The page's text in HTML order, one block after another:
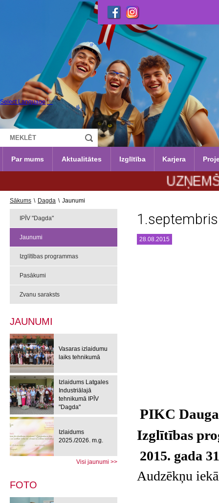
Select Language ▼
Par mums Aktualitātes Izglītība Karjera
Sākums \ Dagda \ Jaunumi
IPĪV "Dagda"
Jaunumi
Izglītības programmas
Pasākumi
Zvanu saraksts
JAUNUMI
Vasaras izlaidumu
laiks tehnikumā
Izlaidums Latgales
Industriālajā
tehnikumā IPĪV
"Dagda"
Izlaidums
2025./2026. m.g.
Visi jaunumi >>
FOTO
28.08.2015
PIKC
Izglītības
2015. gada
Audzēkņu